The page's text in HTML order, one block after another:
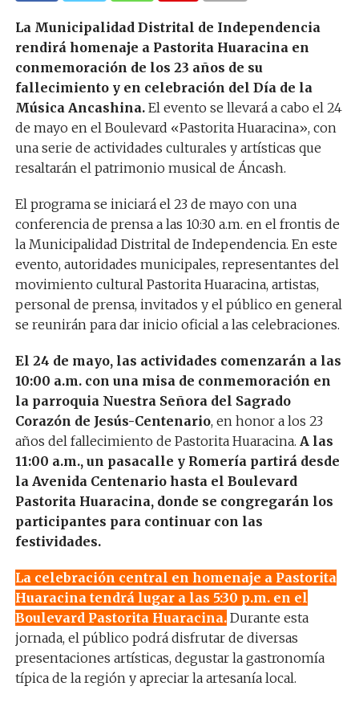
La Municipalidad Distrital de Independencia
rendirá homenaje a Pastorita Huaracina en
conmemoración de los 23 años de su
fallecimiento y en celebración del Día de la
Música Ancashina. El evento se llevará a cabo el 24
de mayo en el Boulevard «Pastorita Huaracina», con
una serie de actividades culturales y artísticas que
resaltarán el patrimonio musical de Áncash.
El programa se iniciará el 23 de mayo con una
conferencia de prensa a las 10:30 a.m. en el frontis de
la Municipalidad Distrital de Independencia. En este
evento, autoridades municipales, representantes del
movimiento cultural Pastorita Huaracina, artistas,
personal de prensa, invitados y el público en general
se reunirán para dar inicio oficial a las celebraciones.
El 24 de mayo, las actividades comenzarán a las
10:00 a.m. con una misa de conmemoración en
la parroquia Nuestra Señora del Sagrado
Corazón de Jesús-Centenario, en honor a los 23
años del fallecimiento de Pastorita Huaracina. A las
11:00 a.m., un pasacalle y Romería partirá desde
la Avenida Centenario hasta el Boulevard
Pastorita Huaracina, donde se congregarán los
participantes para continuar con las
festividades.
La celebración central en homenaje a Pastorita
Huaracina tendrá lugar a las 5:30 p.m. en el
Boulevard Pastorita Huaracina.Durante esta
jornada, el público podrá disfrutar de diversas
presentaciones artísticas, degustar la gastronomía
típica de la región y apreciar la artesanía local.